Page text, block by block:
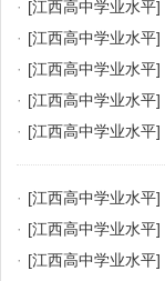
· [江西高中学业水平]
· [江西高中学业水平]
· [江西高中学业水平]
· [江西高中学业水平]
· [江西高中学业水平]
· [江西高中学业水平]
· [江西高中学业水平]
· [江西高中学业水平]